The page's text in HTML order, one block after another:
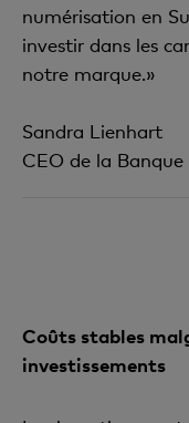
numérisation en
investir dans les
notre marque.»
Sandra Lienhart
CEO de la Banque
Coûts stables
investissements